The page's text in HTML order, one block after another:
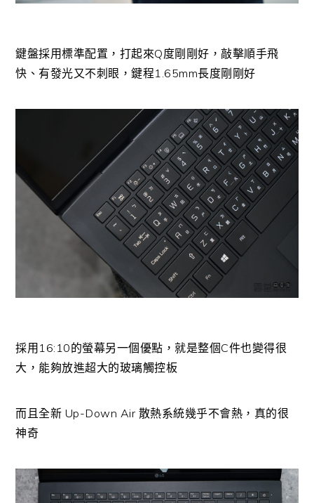
鍵盤採用標準配置，打起來Q度剛剛好，敲擊順手飛
快、有發光又不刺眼，鍵程1.65mm長度剛剛好
採用16:10的螢幕另一個優點，就是整個C件也變得很
大，能夠放進超大的玻璃觸控板
而且全新 Up-Down Air 散熱系統幾乎不會熱，真的很
神奇